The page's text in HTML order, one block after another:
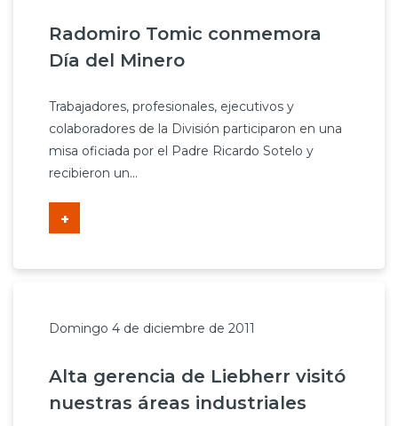
Radomiro Tomic conmemora
Día del Minero
Trabajadores, profesionales, ejecutivos y
colaboradores de la División participaron en una
misa oficiada por el Padre Ricardo Sotelo y
recibieron un...
+
Domingo 4 de diciembre de 2011
Alta gerencia de Liebherr visitó
nuestras áreas industriales